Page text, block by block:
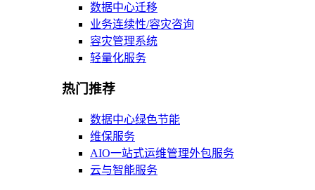
数据中心迁移
业务连续性/容灾咨询
容灾管理系统
轻量化服务
热门推荐
数据中心绿色节能
维保服务
AIO一站式运维管理外包服务
云与智能服务